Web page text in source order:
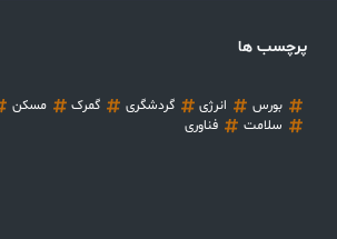
پرچسب ها
بورس انرژی گردشگری گمرک مسکن
سلامت
فناوری